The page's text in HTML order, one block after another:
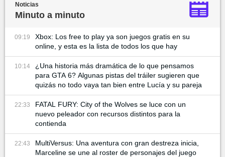
Noticias
Minuto a minuto
09:19
Xbox: Los free to play ya son juegos gratis en su
online, y esta es la lista de todos los que hay
10:14
¿Una historia más dramática de lo que pensamos
para GTA 6? Algunas pistas del tráiler sugieren que
quizás no todo vaya tan bien entre Lucía y su pareja
22:33
FATAL FURY: City of the Wolves se luce con un
nuevo peleador con recursos distintos para la
contienda
22:43
MultiVersus: Una aventura con gran destreza inicia,
Marceline se une al roster de personajes del juego